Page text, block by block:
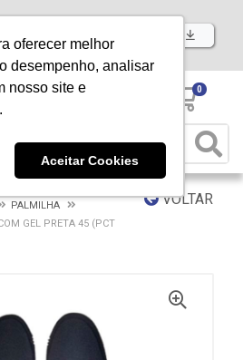
oferecer melhor
desempenho, analisar
nosso site e
Aceitar Cookies
Baixe já nosso APP
0
VOLTAR
PALMILHA
GEL PRETA 45 (PCT